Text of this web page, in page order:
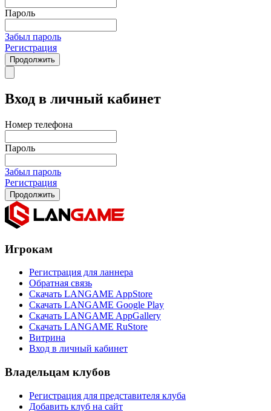
Пароль
Забыл пароль
Регистрация
Продолжить
Вход в личный кабинет
Номер телефона
Пароль
Забыл пароль
Регистрация
Продолжить
Игрокам
Регистрация для ланнера
Обратная связь
Скачать LANGAME AppStore
Скачать LANGAME Google Play
Скачать LANGAME AppGallery
Скачать LANGAME RuStore
Витрина
Вход в личный кабинет
Владельцам клубов
Регистрация для представителя клуба
Добавить клуб на сайт